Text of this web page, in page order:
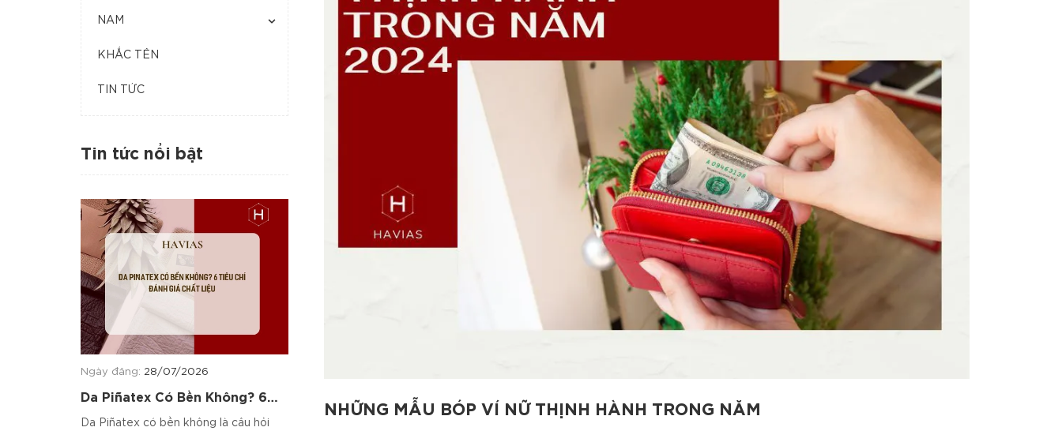
NHỮNG MẪU BÓP VÍ NỮ THỊNH HÀNH TRONG NĂM
NAM
KHẮC TÊN
TIN TỨC
Tin tức nổi bật
Ngày đăng: 28/07/2026
Da Piñatex Có Bền Không? 6
Tiêu Chí Đánh Giá Chất Liệu
Da Piñatex có bền không là câu hỏi